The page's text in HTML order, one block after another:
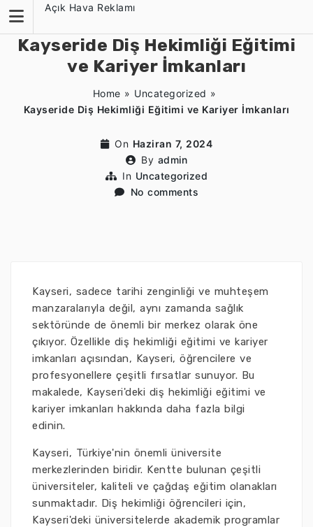
content
Açık Hava Reklamı
Kayseride Diş Hekimliği Eğitimi
ve Kariyer İmkanları
Home » Uncategorized »
Kayseride Diş Hekimliği Eğitimi ve Kariyer İmkanları
On Haziran 7, 2024
By admin
In Uncategorized
No comments
Kayseri, sadece tarihi zenginliği ve muhteşem
manzaralarıyla değil, aynı zamanda sağlık
sektöründe de önemli bir merkez olarak öne
çıkıyor. Özellikle diş hekimliği eğitimi ve kariyer
imkanları açısından, Kayseri, öğrencilere ve
profesyonellere çeşitli fırsatlar sunuyor. Bu
makalede, Kayseri'deki diş hekimliği eğitimi ve
kariyer imkanları hakkında daha fazla bilgi
edinin.
Kayseri, Türkiye'nin önemli üniversite
merkezlerinden biridir. Kentte bulunan çeşitli
üniversiteler, kaliteli ve çağdaş eğitim olanakları
sunmaktadır. Diş hekimliği öğrencileri için,
Kayseri'deki üniversitelerde akademik programlar